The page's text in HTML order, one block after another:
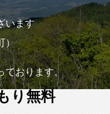
います
）
ております。
り無料